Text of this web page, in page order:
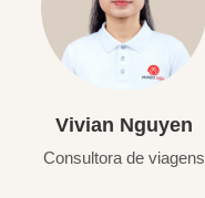
Vivian Nguyen
Consultora de viagens